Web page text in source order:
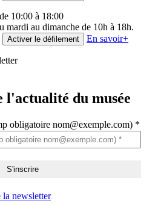
10:00 à 18:00
mardi au dimanche de 10h à 18h.
Activer le défilement En savoir+
l'actualité du musée
obligatoire nom@exemple.com) *
newsletter